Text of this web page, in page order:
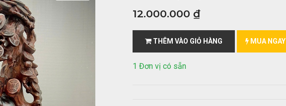
12.000.000 ₫
THÊM VÀO GIỎ HÀNG MUA NGAY
1 Đơn vị có sẵn